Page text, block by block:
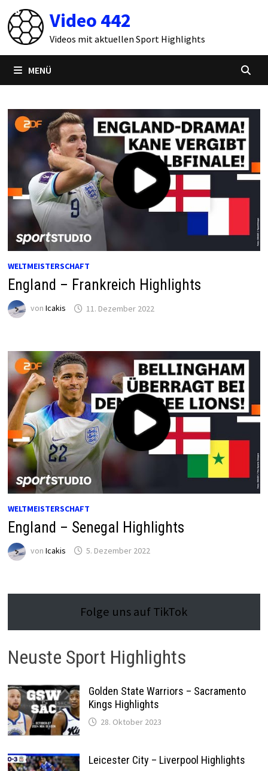
Zum
Inhalt
springen
Video 442
Videos mit aktuellen Sport Highlights
MENÜ
WELTMEISTERSCHAFT
England – Frankreich Highlights
von Icakis 11. Dezember 2022
WELTMEISTERSCHAFT
England – Senegal Highlights
von Icakis 5. Dezember 2022
Folge uns auf TikTok
Neuste Sport Highlights
Golden State Warriors – Sacramento
Kings Highlights
28. Oktober 2023
Leicester City – Liverpool Highlights